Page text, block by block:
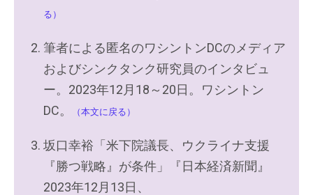
る）
筆者による匿名のワシントンDCのメディア
およびシンクタンク研究員のインタビュ
ー。2023年12月18～20日。ワシントン
DC。
（本文に戻る）
坂口幸裕「米下院議長、ウクライナ支援
『勝つ戦略』が条件」『日本経済新聞』
2023年12月13日、